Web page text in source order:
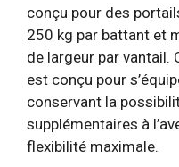
conçu pour des
250 kg par battant et
de largeur par vantail.
est conçu pour
conservant la
supplémentaires à
flexibilité maximale.